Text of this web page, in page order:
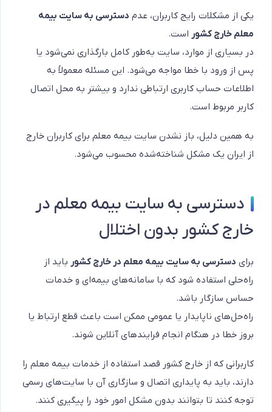
یکی از مشکلات رایج کاربران، عدم دسترسی به سایت بیمه
معلم خارج کشور است.
در بسیاری از موارد، سایت به‌طور کامل بارگذاری نمی‌شود یا
پس از ورود با خطا مواجه می‌شود. این مسئله معمولاً به
اطلاعات حساب کاربری ارتباطی ندارد و بیشتر به محل اتصال
کاربر مربوط است.
به همین دلیل، باز نشدن سایت بیمه معلم برای کاربران خارج
از ایران یک مشکل شناخته‌شده محسوب می‌شود.
دسترسی به سایت بیمه معلم در
خارج کشور بدون اختلال
برای دسترسی به سایت بیمه معلم در خارج کشور باید از
راه‌حلی استفاده شود که با سامانه‌های بیمه‌ای و خدمات
حساس سازگار باشد.
راه‌حل‌های ناپایدار یا عمومی ممکن است باعث قطع ارتباط یا
بروز خطا در هنگام انجام فرایندهای آنلاین شوند.
کاربرانی که از خارج کشور قصد استفاده از خدمات بیمه معلم را
دارند، باید به پایداری اتصال و سازگاری آن با سایت‌های رسمی
توجه کنند تا بتوانند بدون مشکل امور خود را پیگیری کنند.